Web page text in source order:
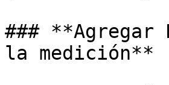
###
la medición**